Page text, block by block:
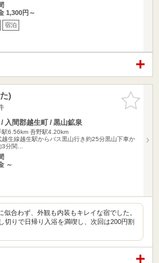
1,300円～
宿泊
お気に入
りに追加
)
入間郡越生町 / 黒山鉱泉
駅6.56km 吾野駅4.20km
越生線越生駅からバス黒山行き約25分黒山下車か
3分関…
～
似合わず、外観も内装もキレイな宿でした。
切りで日帰り入浴を満喫し、次回は200円割